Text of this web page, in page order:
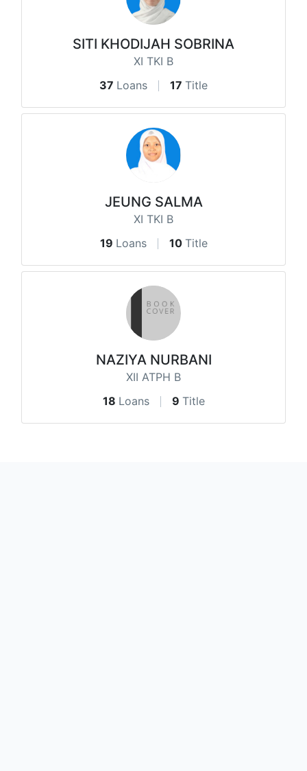
SITI KHODIJAH SOBRINA
XI TKI B
37 Loans 17 Title
JEUNG SALMA
XI TKI B
19 Loans 10 Title
NAZIYA NURBANI
XII ATPH B
18 Loans 9 Title